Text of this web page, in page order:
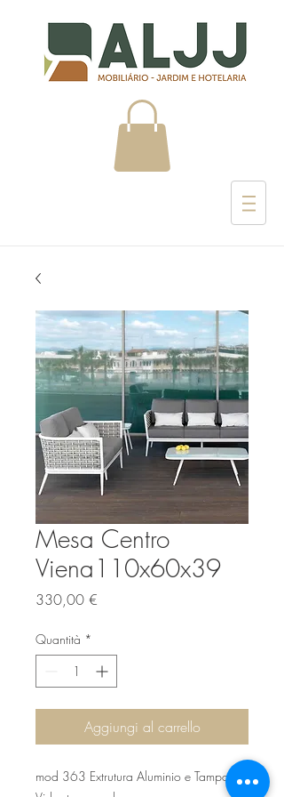
Mesa Centro
Viena110x60x39
330,00 €
Quantità *
Aggiungi al carrello
mod 363 Extrutura Aluminio e Tampo em